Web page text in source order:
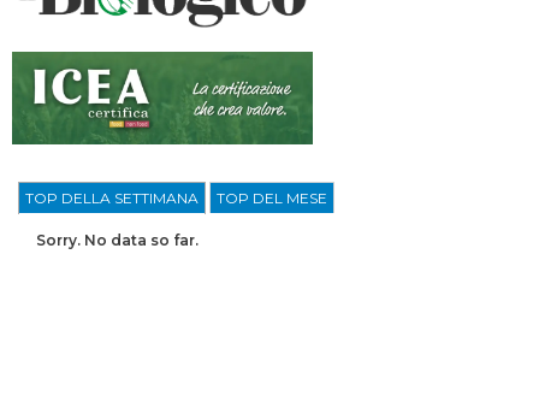
TOP DELLA SETTIMANA TOP DEL MESE
Sorry. No data so far.